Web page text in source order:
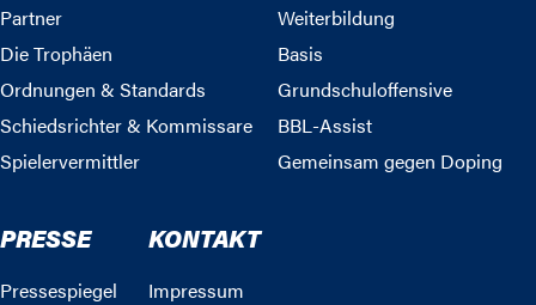
Partner
Die Trophäen
Ordnungen & Standards
Schiedsrichter & Kommissare
Spielervermittler
Weiterbildung
Basis
Grundschuloffensive
BBL-Assist
Gemeinsam gegen Doping
PRESSE
Pressespiegel
KONTAKT
Impressum